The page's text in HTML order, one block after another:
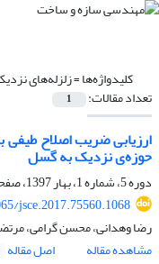
کلیدواژه‌ها =زلزله‌های
تعداد مقالات: 1
ارزیابی ضریب اصلاح
حوزه‌ی نزدیک به گسل
دوره 5، شماره 1، بهار 1397، صفحه
jsce.2017.75560.1068
رضا وهدانی، محسن گرامی،
مشاهده مقاله
اصل مقاله